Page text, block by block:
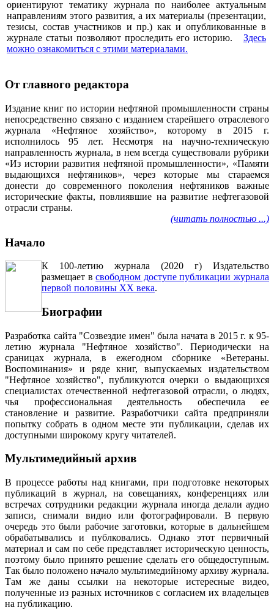
ориентируют тематику журнала по наиболее актуальным
направлениям этого развития, а их материалы (презентации,
тезисы, состав участников и пр.) как и опубликованные в
журнале статьи позволяют проследить его историю. Здесь
можно ознакомиться с этими материалами.
От главного редактора
Издание книг по истории нефтяной промышленности страны
непосредственно связано с изданием старейшего отраслевого
журнала «Нефтяное хозяйство», которому в 2015 г.
исполнилось 95 лет. Несмотря на научно-техническую
направленность журнала, в нем всегда существовали рубрики
«Из истории развития нефтяной промышленности», «Памяти
выдающихся нефтяников», через которые мы стараемся
донести до современного поколения нефтяников важные
исторические факты, повлиявшие на развитие нефтегазовой
отрасли страны.
(читать полностью ...)
Начало
К 100-летию журнала (2020 г) Издательство
размещает всвободном доступе публикации журнала
первой половины ХХ века.
Биографии
Разработка сайта "Созвездие имен" была начата в 2015 г. к 95-
летию журнала "Нефтяное хозяйство". Периодически на
сраницах журнала, в ежегодном сборнике «Ветераны.
Воспоминания» и ряде книг, выпускаемых издательством
"Нефтяное хозяйство", публикуются очерки о выдающихся
специалистах отечественной нефтегазовой отрасли, о людях,
чья профессиональная деятельность обеспечила ее
становление и развитие. Разработчики сайта предприняли
попытку собрать в одном месте эти публикации, сделав их
доступными широкому кругу читателей.
Мультимедийный архив
В процессе работы над книгами, при подготовке некоторых
публикаций в журнал, на совещаниях, конференциях или
встречах сотрудники редакции журнала иногда делали аудио
записи, снимали видио или фотографировали. В первую
очередь это были рабочие заготовки, которые в дальнейшем
обрабатывались и публковались. Однако этот первичный
материал и сам по себе представляет историческую ценность,
поэтому было принято решение сделать его общедоступным.
Так было положено начало мультимедийному архиву журнала.
Там же даны ссылки на некоторые истересные видео,
полученные из разных источников с согласием их владельцев
на публикацию.